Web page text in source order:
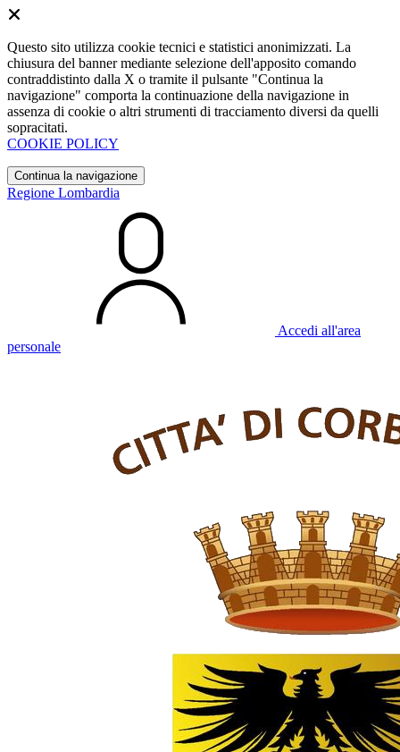
Questo sito utilizza cookie tecnici e statistici anonimizzati. La
chiusura del banner mediante selezione dell'apposito comando
contraddistinto dalla X o tramite il pulsante "Continua la
navigazione" comporta la continuazione della navigazione in
assenza di cookie o altri strumenti di tracciamento diversi da quelli
sopracitati.
COOKIE POLICY
Continua la navigazione
Regione Lombardia
Accedi all'area
personale